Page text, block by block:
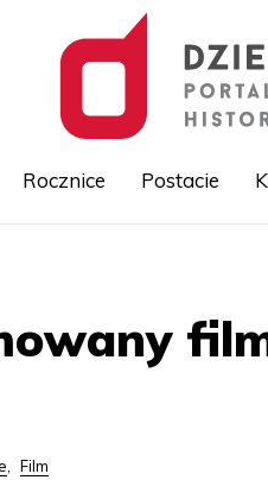
treści
Rocznice Postacie
, Film